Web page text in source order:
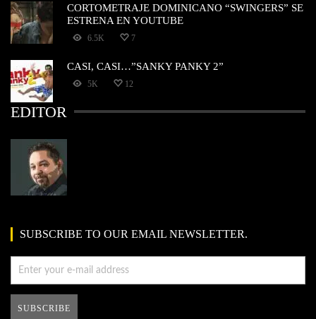
CORTOMETRAJE DOMINICANO “SWINGERS” SE
ESTRENA EN YOUTUBE
6.5K 7
CASI, CASI…”SANKY PANKY 2”
5K 12
EDITOR
SUBSCRIBE TO OUR EMAIL NEWSLETTER.